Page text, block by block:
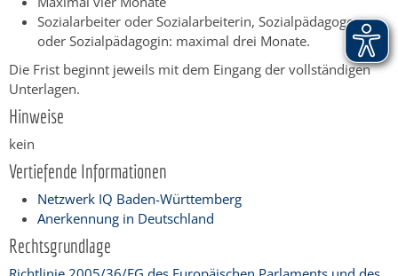
Sozialarbeiter oder Sozialarbeiterin, Sozialpädagoge
oder Sozialpädagogin: maximal drei Monate.
Die Frist beginnt jeweils mit dem Eingang der vollständigen
Unterlagen.
Hinweise
kein
Vertiefende Informationen
Netzwerk IQ Baden-Württemberg
Anerkennung in Deutschland
Rechtsgrundlage